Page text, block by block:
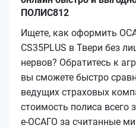
ПОЛИС812
Ищете, как оформить
CS35PLUS в Твери без
нервов? Обратитесь к
вы сможете быстро
ведущих страховых
стоимость полиса всего
е‑ОСАГО за считанные